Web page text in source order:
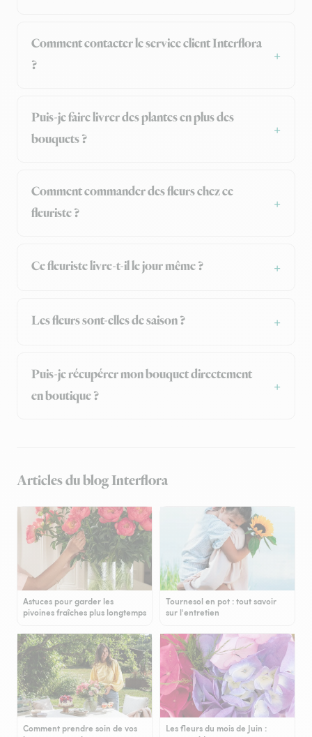
Comment contacter le service client Interflora
?
Puis-je faire livrer des plantes en plus des
bouquets ?
Comment commander des fleurs chez ce
fleuriste ?
Ce fleuriste livre-t-il le jour même ?
Les fleurs sont-elles de saison ?
Puis-je récupérer mon bouquet directement
en boutique ?
Articles du blog Interflora
Astuces pour garder les
pivoines fraîches plus longtemps
Tournesol en pot : tout savoir
sur l'entretien
Comment prendre soin de vos
Les fleurs du mois de Juin :